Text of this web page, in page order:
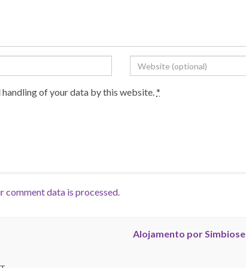
of your data by this website.*
comment data is processed.
Alojamento por Simbiose